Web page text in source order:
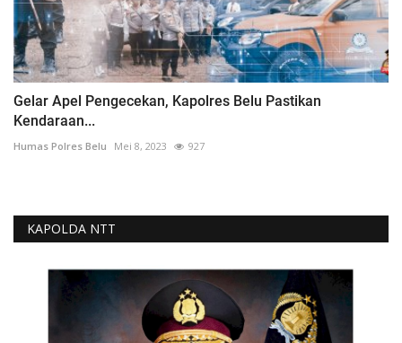
Gelar Apel Pengecekan, Kapolres Belu Pastikan
Kendaraan...
Humas Polres Belu Mei 8, 2023 927
KAPOLDA NTT